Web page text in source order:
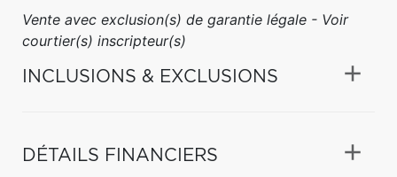
Vente avec exclusion(s) de garantie légale - Voir
courtier(s) inscripteur(s)
INCLUSIONS & EXCLUSIONS
DÉTAILS FINANCIERS